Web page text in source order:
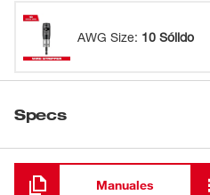
AWG Size: 10 Sólido
Specs
Cargando
Manuales